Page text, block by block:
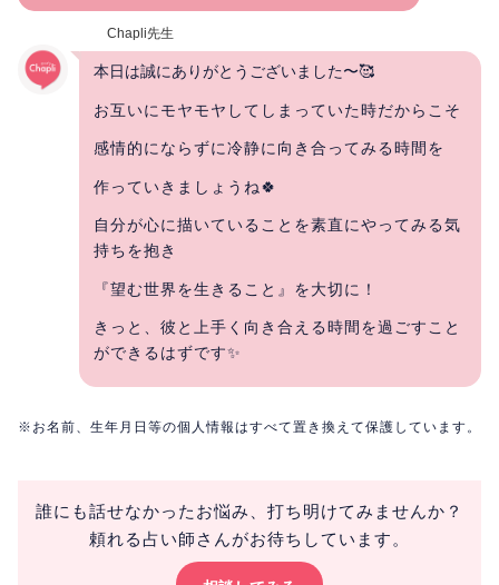
Chapli先生
本日は誠にありがとうございました〜🥰
お互いにモヤモヤしてしまっていた時だからこそ
感情的にならずに冷静に向き合ってみる時間を
作っていきましょうね🍀
自分が心に描いていることを素直にやってみる気
持ちを抱き
『望む世界を生きること』を大切に！
きっと、彼と上手く向き合える時間を過ごすこと
ができるはずです✨
※お名前、生年月日等の個人情報はすべて置き換えて保護しています。
誰にも話せなかったお悩み、打ち明けてみませんか？
頼れる占い師さんがお待ちしています。